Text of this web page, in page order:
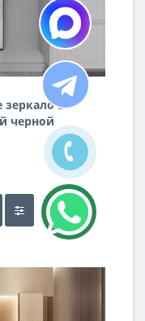
зеркало в
черной
Сити-2